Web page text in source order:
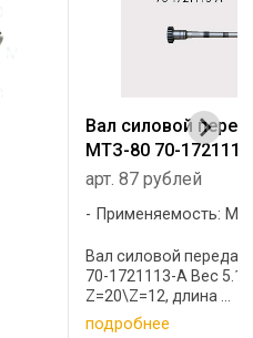
Вал силовой
МТЗ-80 70-
арт. 87 рублей
Применяемость:
Вал силовой
70-1721113-А Вес 5.14
Z=20\Z=12, длина ...
подробнее